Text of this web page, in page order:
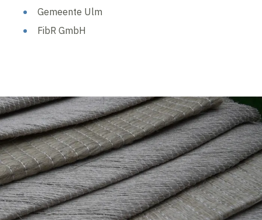
Gemeente Ulm
FibR GmbH